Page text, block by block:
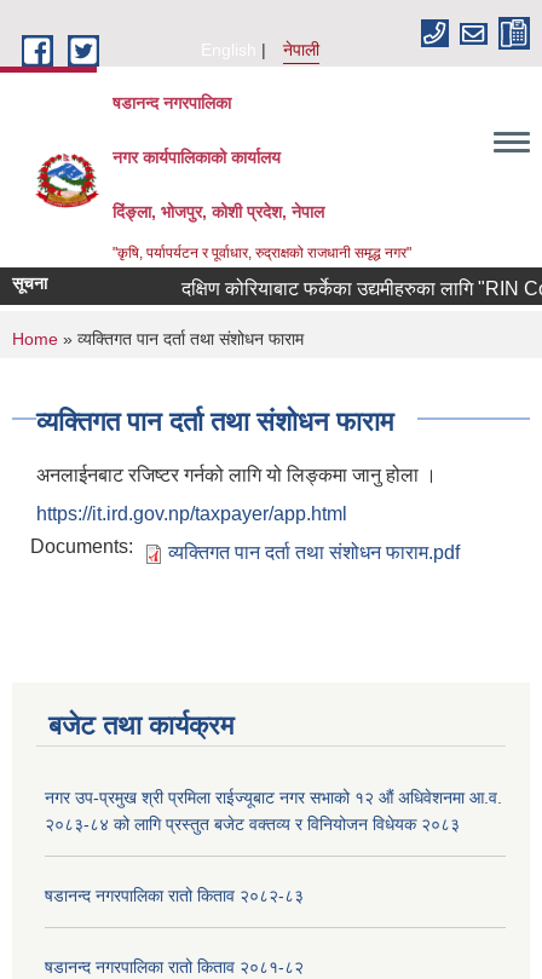
English
नेपाली
षडानन्द नगरपालिका
नगर कार्यपालिकाको कार्यालय
दिंङ्ला, भोजपुर, कोशी प्रदेश, नेपाल
"कृषि, पर्यापर्यटन र पूर्वाधार, रुद्राक्षको राजधानी समृद्ध नगर"
सूचना दक्षिण कोरियाबाट फर्केका उद्यमीहरुका लागि "RIN
You are here
Home » व्यक्तिगत पान दर्ता तथा संशोधन फाराम
व्यक्तिगत पान दर्ता तथा संशोधन फाराम
अनलाईनबाट रजिष्टर गर्नको लागि यो लिङ्कमा जानु होला ।
https://it.ird.gov.np/taxpayer/app.html
Documents:
व्यक्तिगत पान दर्ता तथा संशोधन फाराम.pdf
बजेट तथा कार्यक्रम
नगर उप-प्रमुख श्री प्रमिला राईज्यूबाट नगर सभाको १२ ‍औं अधिवेशनमा आ.व.
२०८३-८४ को लागि प्रस्तुत बजेट वक्तव्य र विनियोजन विधेयक २०८३
षडानन्द नगरपालिका रातो किताव २०८२-८३
षडानन्द नगरपालिका रातो किताव २०८१-८२